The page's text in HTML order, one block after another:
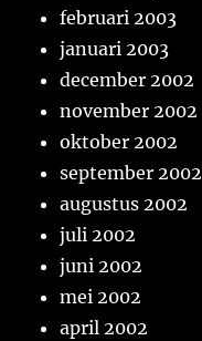
februari 2003
januari 2003
december 2002
november 2002
oktober 2002
september 2002
augustus 2002
juli 2002
juni 2002
mei 2002
april 2002